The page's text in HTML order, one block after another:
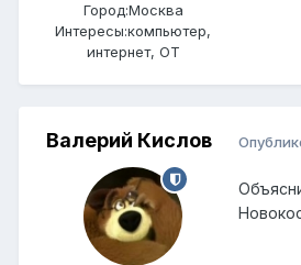
Город:Москва
Интересы:компьютер,
интернет, ОТ
Валерий Кислов